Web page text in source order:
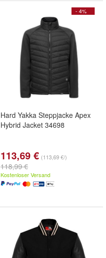
- 4%
Hard Yakka Steppjacke Apex
Hybrid Jacket 34698
113,69 € (113,69 €/)
118,99 €
Kostenloser Versand